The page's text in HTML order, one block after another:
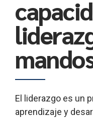
El liderazgo es un
aprendizaje y